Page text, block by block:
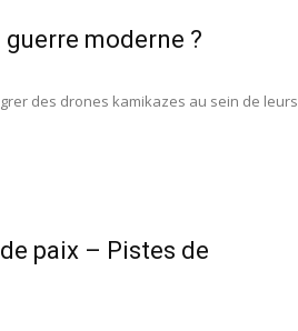
moderne ?
des drones kamikazes au sein de leurs
paix – Pistes de